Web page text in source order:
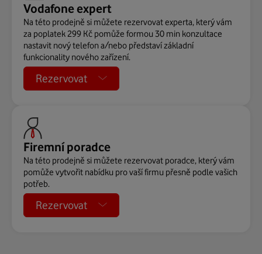
Vodafone expert
Na této prodejně si můžete rezervovat experta, který vám
za poplatek 299 Kč pomůže formou 30 min konzultace
nastavit nový telefon a/nebo představí základní
funkcionality nového zařízení.
Rezervovat
Firemní poradce
Na této prodejně si můžete rezervovat poradce, který vám
pomůže vytvořit nabídku pro vaší firmu přesně podle vašich
potřeb.
Rezervovat